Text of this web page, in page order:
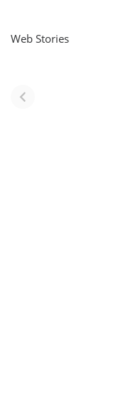
Web Stories
(राजस्थान) |
Formation Of